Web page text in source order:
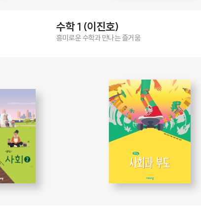
수학 1 (이진호)
흥미로운 수학과 만나는 즐거움